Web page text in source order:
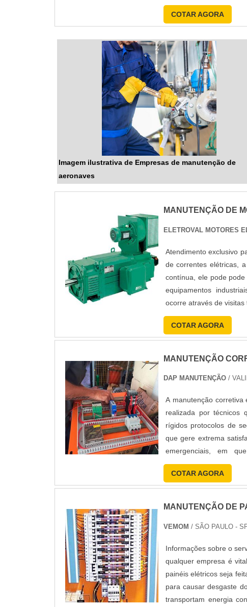
des...
COTAR AGORA
Imagem ilustrativa de Empresas de manutenção de
aeronaves
MANUTENÇÃO DE
ELETROVAL MOTORES
Atendimento exclusivo
de correntes elétricas,
contínua, ele pode
equipamentos
ocorre através de visitas
COTAR AGORA
MANUTENÇÃO
DAP MANUTENÇÃO/
A manutenção
realizada por técnicos
rígidos protocolos de
que gere extrema
emergenciais, em
imediatament....
COTAR AGORA
MANUTENÇÃO DE
VEMOM / SÃO PAULO -
Informações sobre o
qualquer empresa é
painéis elétricos seja
para causar desgaste
transportam energia